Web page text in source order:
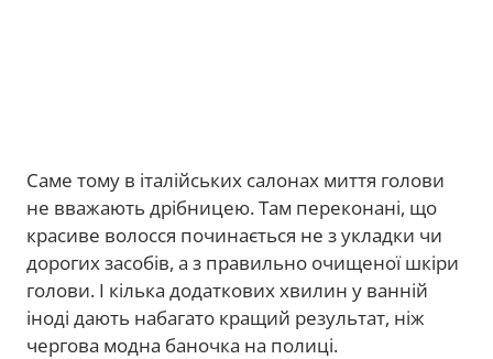
Саме тому в італійських салонах миття голови
не вважають дрібницею. Там переконані, що
красиве волосся починається не з укладки чи
дорогих засобів, а з правильно очищеної шкіри
голови. І кілька додаткових хвилин у ванній
іноді дають набагато кращий результат, ніж
чергова модна баночка на полиці.